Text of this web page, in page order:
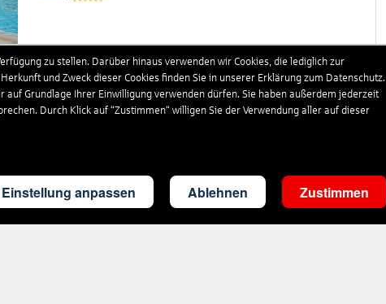
Ägypten . Rotes Meer . El Quseir
Dolphin Continental Hotel
zu stellen. Darüber hinaus verwenden wir Cookies, die lediglich zur
und Zweck dieser Cookies finden Sie in unserer Erklärung zum Datenschutz.
Grundlage Ihrer Einwilligung verwenden dürfen. Sie haben außerdem jederzeit
Durch Klick auf “Zustimmen“ willigen Sie der Verwendung aller auf dieser
Einstellung anpassen Ablehnen Zustimmen